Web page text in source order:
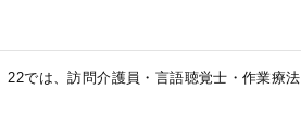
では、訪問介護員・言語聴覚士・作業療法